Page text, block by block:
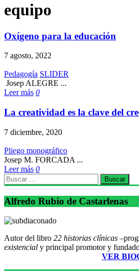
equipo
Oxígeno para la educación
7 agosto, 2022
Pedagogía SLIDER
Josep ALEGRE ...
Leer más 0
La creatividad es la clave del
7 diciembre, 2020
Pliego monográfico
Josep M. FORCADA ...
Leer más 0
Buscar:
Alfredo Rubio de Castarlenas
Autor del libro 22 historias clínicas –
existencial y principal promotor y
VER